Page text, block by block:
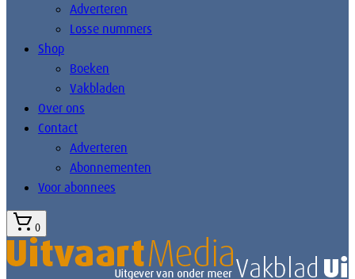
Adverteren
Losse nummers
Shop
Boeken
Vakbladen
Over ons
Contact
Adverteren
Abonnementen
Voor abonnees
0